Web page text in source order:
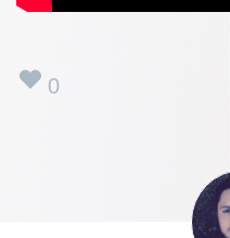
0